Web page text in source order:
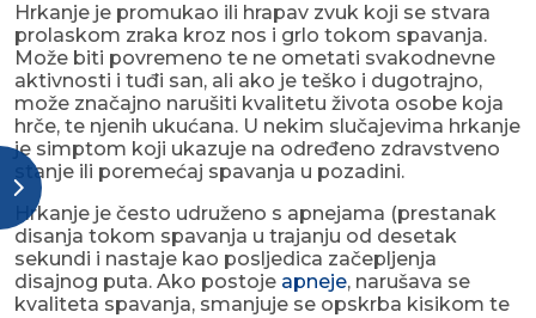
Hrkanje je promukao ili hrapav zvuk koji se stvara
prolaskom zraka kroz nos i grlo tokom spavanja.
Može biti povremeno te ne ometati svakodnevne
aktivnosti i tuđi san, ali ako je teško i dugotrajno,
može značajno narušiti kvalitetu života osobe koja
hrče, te njenih ukućana. U nekim slučajevima hrkanje
je simptom koji ukazuje na određeno zdravstveno
stanje ili poremećaj spavanja u pozadini.
Hrkanje je često udruženo s apnejama (prestanak
disanja tokom spavanja u trajanju od desetak
sekundi i nastaje kao posljedica začepljenja
disajnog puta. Ako postoje apneje, narušava se
kvaliteta spavanja, smanjuje se opskrba kisikom te